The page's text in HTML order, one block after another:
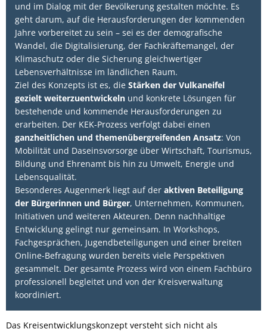
und im Dialog mit der Bevölkerung gestalten möchte. Es
geht darum, auf die Herausforderungen der kommenden
Jahre vorbereitet zu sein – sei es der demografische
Wandel, die Digitalisierung, der Fachkräftemangel, der
Klimaschutz oder die Sicherung gleichwertiger
Lebensverhältnisse im ländlichen Raum.
Ziel des Konzepts ist es, die Stärken der Vulkaneifel
gezielt weiterzuentwickeln und konkrete Lösungen für
bestehende und kommende Herausforderungen zu
erarbeiten. Der KEK-Prozess verfolgt dabei einen
ganzheitlichen und themenübergreifenden Ansatz: Von
Mobilität und Daseinsvorsorge über Wirtschaft, Tourismus,
Bildung und Ehrenamt bis hin zu Umwelt, Energie und
Lebensqualität.
Besonderes Augenmerk liegt auf der aktiven Beteiligung
der Bürgerinnen und Bürger, Unternehmen, Kommunen,
Initiativen und weiteren Akteuren. Denn nachhaltige
Entwicklung gelingt nur gemeinsam. In Workshops,
Fachgesprächen, Jugendbeteiligungen und einer breiten
Online-Befragung wurden bereits viele Perspektiven
gesammelt. Der gesamte Prozess wird von einem Fachbüro
professionell begleitet und von der Kreisverwaltung
koordiniert.
Das Kreisentwicklungskonzept versteht sich nicht als